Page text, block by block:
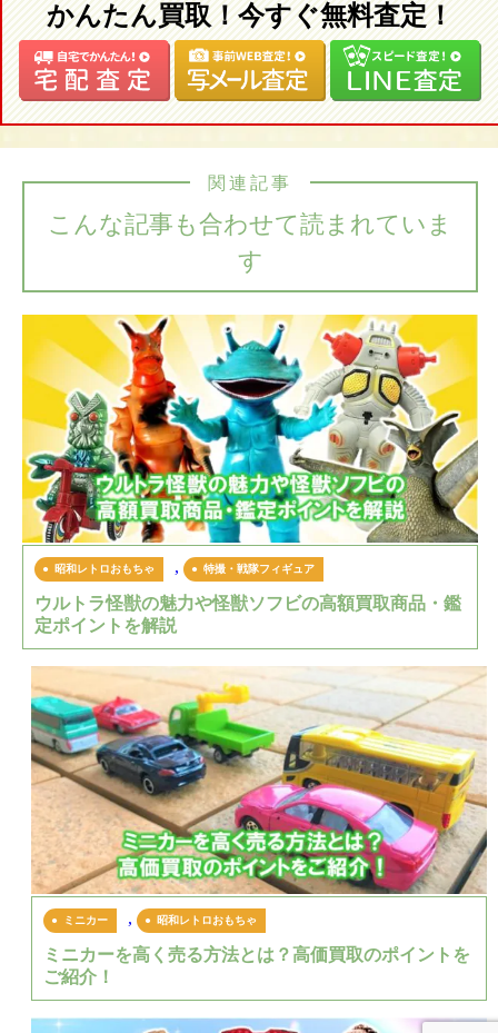
かんたん買取！今すぐ無料査定！
こんな記事も合わせて読まれていま
す
関連記事
昭和レトロおもちゃ , 特撮・戦隊フィギュア
ウルトラ怪獣の魅力や怪獣ソフビの高額買取商品・鑑
定ポイントを解説
ミニカー , 昭和レトロおもちゃ
ミニカーを高く売る方法とは？高価買取のポイントを
ご紹介！